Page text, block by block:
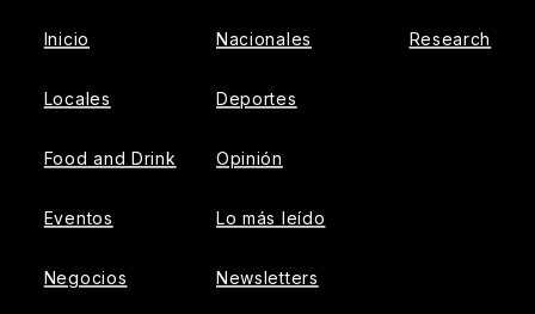
Inicio
Locales
Food and Drink
Eventos
Negocios
Nacionales
Deportes
Opinión
Lo más leído
Newsletters
Research